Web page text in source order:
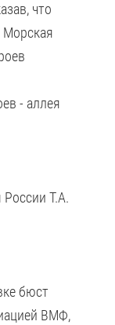
что
Морская
- аллея
Т.А.
бюст
ВМФ,